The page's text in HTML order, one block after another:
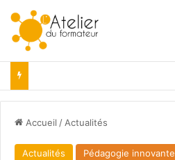
Accueil / Actualités
Actualités Pédagogie innovante